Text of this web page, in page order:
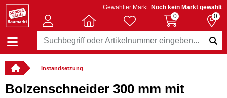
Gewählter Markt: Noch kein Markt gewählt
0
0
Instandsetzung
Bolzenschneider 300 mm mit